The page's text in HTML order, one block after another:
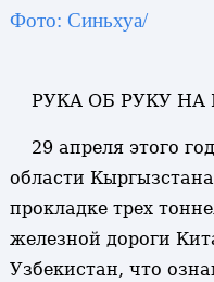
Фото: Синьхуа/
РУКА ОБ РУКУ НА
29 апреля этого
области
прокладке трех
железной дороги
Узбекистан, что